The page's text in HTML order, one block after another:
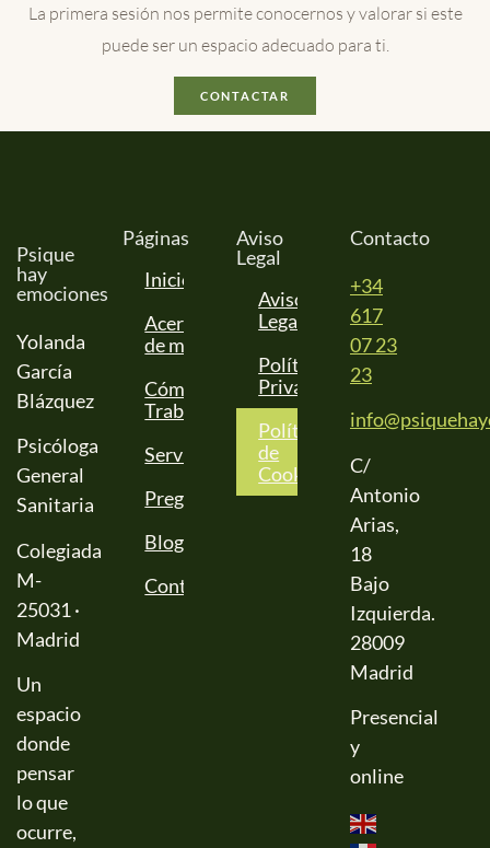
La primera sesión nos permite conocernos y valorar si este
puede ser un espacio adecuado para ti.
CONTACTAR
Psique
hay
emociones
Yolanda
García
Blázquez
Psicóloga
General
Sanitaria
Colegiada
M-
25031 ·
Madrid
Un
espacio
donde
pensar
lo que
ocurre,
Páginas
Inicio
Acerca
de mí
Cómo
Trabajo
Servicios
Preguntas
Blog
Contactar
Aviso
Legal
Aviso
Legal
Política de
Privacidad
Política
de
Cookies
Contacto
+34
617
07 23
23
C/
Antonio
Arias,
18
Bajo
Izquierda.
28009
Madrid
Presencial
y
online